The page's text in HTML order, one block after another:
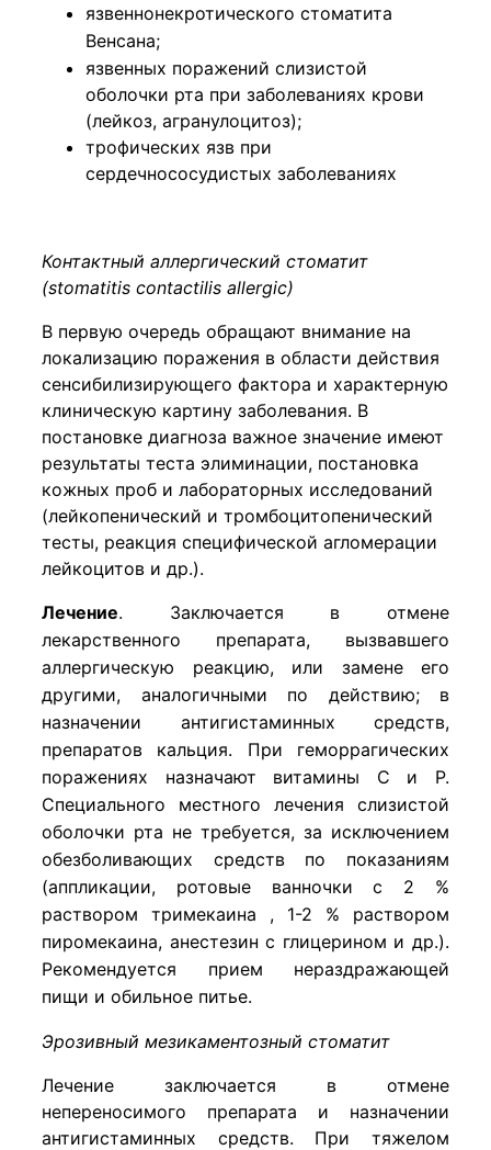
язвеннонекротического стоматита
Венсана;
язвенных поражений слизистой
оболочки рта при заболеваниях крови
(лейкоз, агранулоцитоз);
трофических язв при
сердечнососудистых заболеваниях
Контактный аллергический стоматит
(stomatitis contactilis allergic)
В первую очередь обращают внимание на
локализацию поражения в области действия
сенсибилизирующего фактора и характерную
клиническую картину заболевания. В
постановке диагноза важное значение имеют
результаты теста элиминации, постановка
кожных проб и лабораторных исследований
(лейкопенический и тромбоцитопенический
тесты, реакция специфической агломерации
лейкоцитов и др.).
Лечение. Заключается в отмене
лекарственного препарата, вызвавшего
аллергическую реакцию, или замене его
другими, аналогичными по действию; в
назначении антигистаминных средств,
препаратов кальция. При геморрагических
поражениях назначают витамины С и Р.
Специального местного лечения слизистой
оболочки рта не требуется, за исключением
обезболивающих средств по показаниям
(аппликации, ротовые ванночки с 2 %
раствором тримекаина , 1-2 % раствором
пиромекаина, анестезин с глицерином и др.).
Рекомендуется прием нераздражающей
пищи и обильное питье.
Эрозивный мезикаментозный стоматит
Лечение заключается в отмене
непереносимого препарата и назначении
антигистаминных средств. При тяжелом